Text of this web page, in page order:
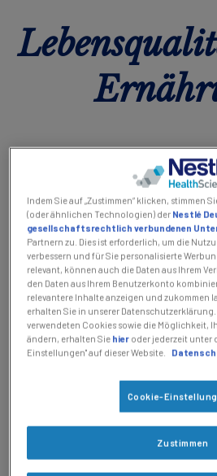
Über uns
Partnerschaften und Investitionen
Social
Ansicht wechseln
Wir von Nestlé Health
unsere langjährige
Entwicklung zur Aufgabe
Ernährungstherapien zu
medizinischen Fachkräften
Alters und in jeder
Partner zur Seite stehen.
Unser Know-how
Indem Sie auf „Zustimmen“ klicken, stimmen
(oder ähnlichen Technologien) der Nestlé
gesellschaftsrechtlich verbundenen
Partnern zu. Dies ist erforderlich, um die
verbessern und für Sie personalisierte
relevant, können auch die Daten aus Ihrem
den Daten aus Ihrem Benutzerkonto
relevantere Inhalte anzeigen und zukommen
erhalten Sie in unserer
verwendeten Cookies sowie die Möglichkeit,
ändern, erhalten Sie hier oder jederzeit unter
Einstellungen" auf dieser Website.
Cookie-
Zustimmen